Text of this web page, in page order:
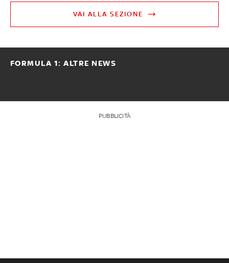
VAI ALLA SEZIONE
FORMULA 1: ALTRE NEWS
PUBBLICITÀ